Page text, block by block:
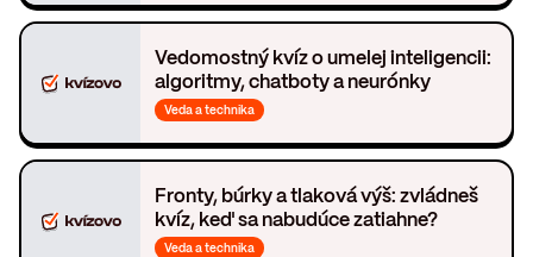
Vedomostný kvíz o umelej inteligencii:
algoritmy, chatboty a neurónky
Veda a technika
Fronty, búrky a tlaková výš: zvládneš
kvíz, keď sa nabudúce zatiahne?
Veda a technika